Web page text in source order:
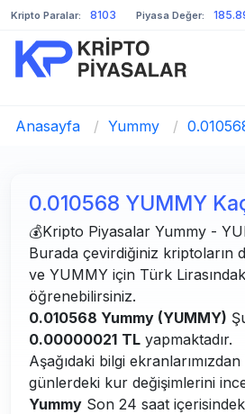
Kripto Paralar: 8103 Piyasa Değer:
Anasayfa / Yummy /
0.010568 YUMMY
💰Kripto Piyasalar Yummy -
Burada çevirdiğiniz kriptoların
ve YUMMY için Türk
öğrenebilirsiniz.
0.010568 Yummy (YUMMY)
0.00000021 TL yapmaktadır.
Aşağıdaki bilgi
günlerdeki kur değişimlerini
Yummy Son 24 saat